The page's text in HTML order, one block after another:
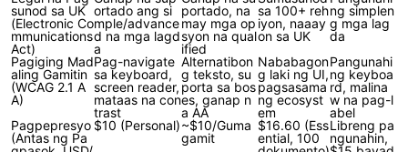
sunod sa UK
(Electronic Co
mmunications
Act)
ortado ang si
mple/advance
d na mga lagd
a
portado, na
may mga op
syon na qual
ified
sa 100+ reh
iyon, naaay
on sa UK
ng simplen
g mga lag
da
Pagiging Mad
aling Gamitin
(WCAG 2.1 A
A)
Pag-navigate
sa keyboard,
screen reader,
mataas na con
trast
Alternatibon
g teksto, su
porta sa bos
es, ganap n
a AA
Nababagon
g laki ng UI,
pagsasama
ng ecosyst
em
Pangunahi
ng keyboa
rd, malina
w na pag-l
abel
Pagpepresyo
(Antas ng Pa
$10 (Personal)~$10/Guma
gamit
$16.60 (Ess
ential, 100
Libreng pa
ngunahin,